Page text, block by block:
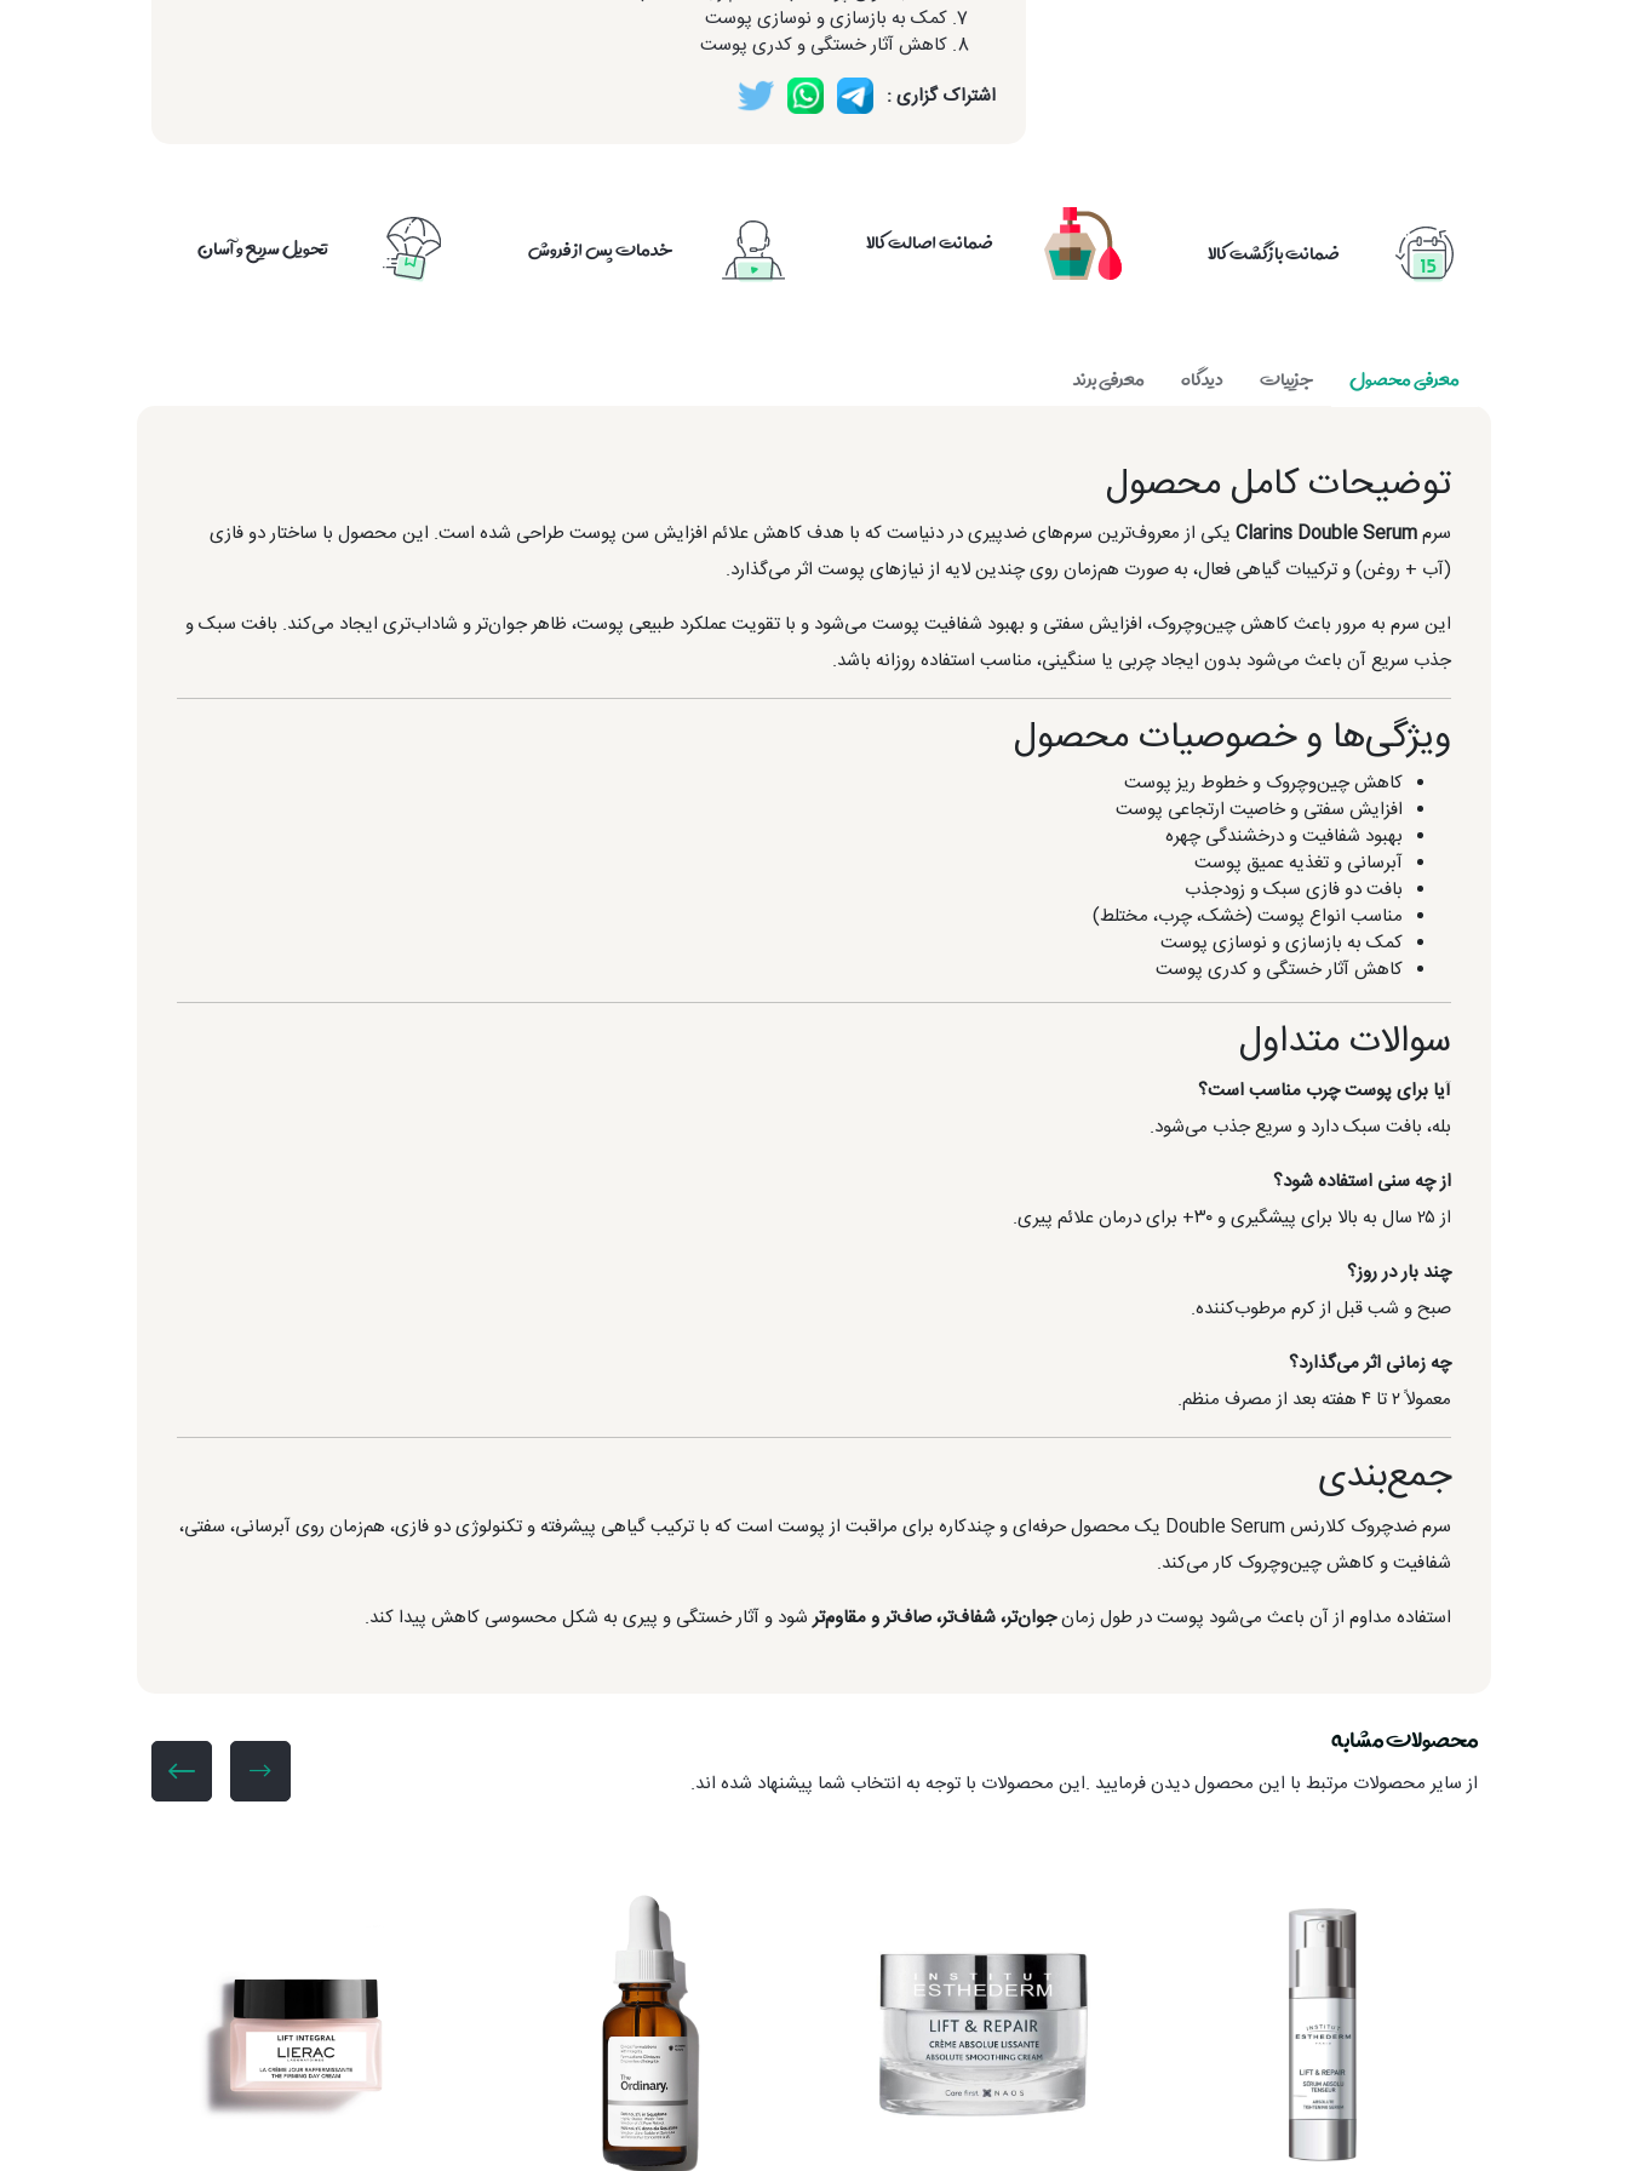
کمک به بازسازی و نوسازی پوست
کاهش آثار خستگی و کدری پوست
اشتراک گزاری :
ضمانت بازگشت کالا ضمانت اصالت کالا خدمات پس از فروش تحویل سریع و آسان
معرفی محصول جزییات دیدگاه معرفی برند
توضیحات کامل محصول
سرمClarins Double Serumیکی از معروف‌ترین سرم‌های ضدپیری در دنیاست که با هدف کاهش علائم افزایش سن پوست طراحی شده است. این محصول با ساختار دو فازی
(آب + روغن) و ترکیبات گیاهی فعال، به صورت هم‌زمان روی چندین لایه از نیازهای پوست اثر می‌گذارد.
این سرم به مرور باعث کاهش چین‌وچروک، افزایش سفتی و بهبود شفافیت پوست می‌شود و با تقویت عملکرد طبیعی پوست، ظاهر جوان‌تر و شاداب‌تری ایجاد می‌کند. بافت سبک و
جذب سریع آن باعث می‌شود بدون ایجاد چربی یا سنگینی، مناسب استفاده روزانه باشد.
ویژگی‌ها و خصوصیات محصول
کاهش چین‌وچروک و خطوط ریز پوست
افزایش سفتی و خاصیت ارتجاعی پوست
بهبود شفافیت و درخشندگی چهره
آبرسانی و تغذیه عمیق پوست
بافت دو فازی سبک و زودجذب
مناسب انواع پوست (خشک، چرب، مختلط)
کمک به بازسازی و نوسازی پوست
کاهش آثار خستگی و کدری پوست
سوالات متداول
آیا برای پوست چرب مناسب است؟
بله، بافت سبک دارد و سریع جذب می‌شود.
از چه سنی استفاده شود؟
از ۲۵ سال به بالا برای پیشگیری و ۳۰+ برای درمان علائم پیری.
چند بار در روز؟
صبح و شب قبل از کرم مرطوب‌کننده.
چه زمانی اثر می‌گذارد؟
معمولاً ۲ تا ۴ هفته بعد از مصرف منظم.
جمع‌بندی
سرم ضدچروک کلارنس Double Serum یک محصول حرفه‌ای و چندکاره برای مراقبت از پوست است که با ترکیب گیاهی پیشرفته و تکنولوژی دو فازی، هم‌زمان روی آبرسانی، سفتی،
شفافیت و کاهش چین‌وچروک کار می‌کند.
استفاده مداوم از آن باعث می‌شود پوست در طول زمانجوان‌تر، شفاف‌تر، صاف‌تر و مقاوم‌ترشود و آثار خستگی و پیری به شکل محسوسی کاهش پیدا کند.
محصولات مشابه
از سایر محصولات مرتبط با این محصول دیدن فرمایید .این محصولات با توجه به انتخاب شما پیشنهاد شده اند.